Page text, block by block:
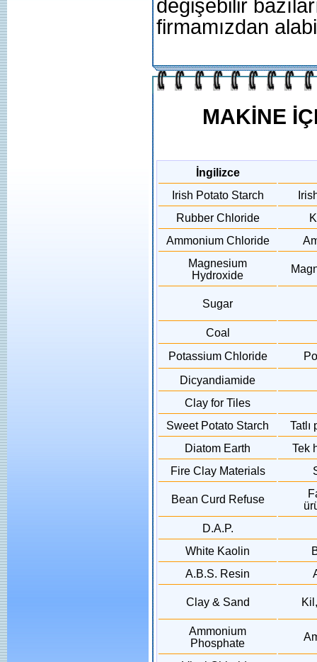
değişebilir
firmamızdan
MAKİNE
İngilizce
Irish Potato Starch
Rubber Chloride
Ammonium Chloride
Magnesium
Hydroxide
Sugar
Coal
Potassium Chloride
Dicyandiamide
Clay for Tiles
Sweet Potato Starch
Tatlı
Diatom Earth
Tek
Fire Clay Materials
Bean Curd Refuse
D.A.P.
White Kaolin
A.B.S. Resin
Clay & Sand
Ammonium
Phosphate